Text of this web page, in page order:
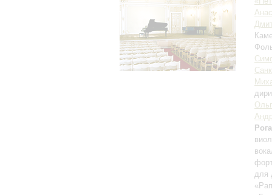
для